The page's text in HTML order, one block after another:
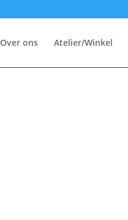
Over ons Atelier/Winkel